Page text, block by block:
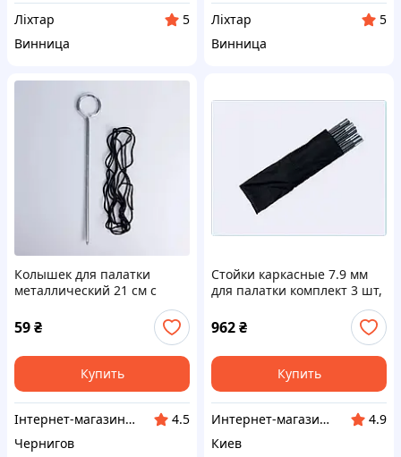
Ліхтар
5
Винница
Ліхтар
5
Винница
Колышек для палатки
металлический 21 см с
ветрозащитным шнуром
HP-JW-14
59₴
Купить
Інтернет-магазин "VoyagerStar"
4.5
Чернигов
Стойки каркасные 7.9 мм
для палатки комплект 3 шт,
962₴
Купить
Интернет-магазин "SmartShop"
4.9
Киев